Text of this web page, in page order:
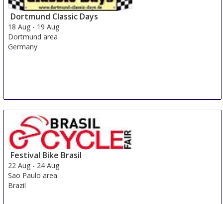
Dortmund Classic Days
18 Aug - 19 Aug
Dortmund area
Germany
Festival Bike Brasil
22 Aug - 24 Aug
Sao Paulo area
Brazil